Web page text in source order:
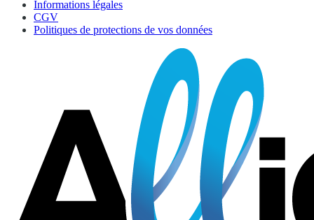
Informations légales
CGV
Politiques de protections de vos données